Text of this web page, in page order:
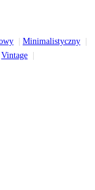
Minimalistyczny
Vintage